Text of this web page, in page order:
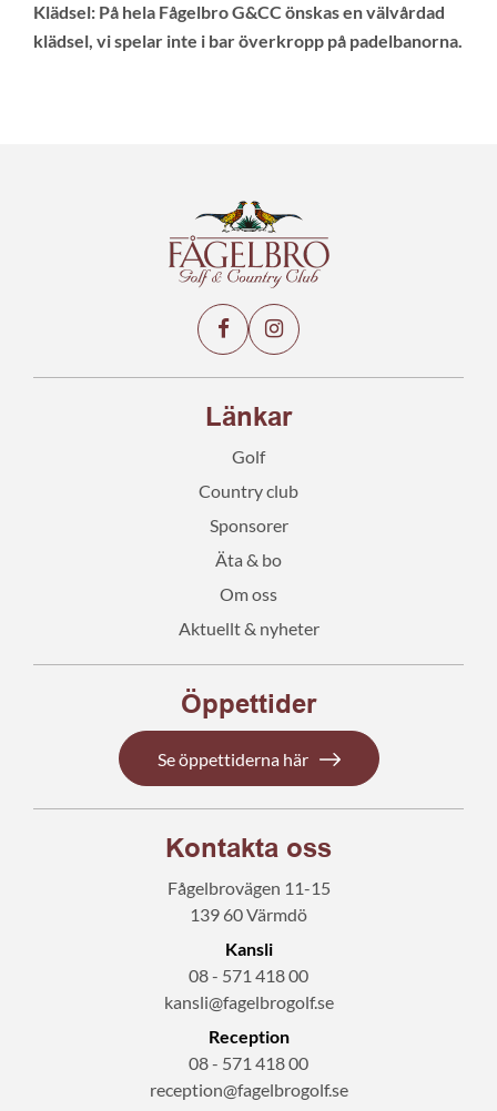
Klädsel: På hela Fågelbro G&CC önskas en välvårdad
klädsel, vi spelar inte i bar överkropp på padelbanorna.
Länkar
Golf
Country club
Sponsorer
Äta & bo
Om oss
Aktuellt & nyheter
Öppettider
Se öppettiderna här
Kontakta oss
Fågelbrovägen 11-15
139 60 Värmdö
Kansli
08 - 571 418 00
kansli@fagelbrogolf.se
Reception
08 - 571 418 00
reception@fagelbrogolf.se